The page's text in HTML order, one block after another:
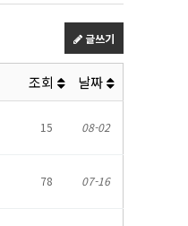
글쓰기
조회 날짜
15 08-02
78 07-16